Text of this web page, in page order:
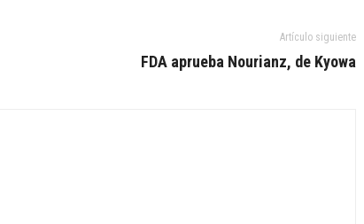
Artículo siguiente
FDA aprueba Nourianz, de Kyowa